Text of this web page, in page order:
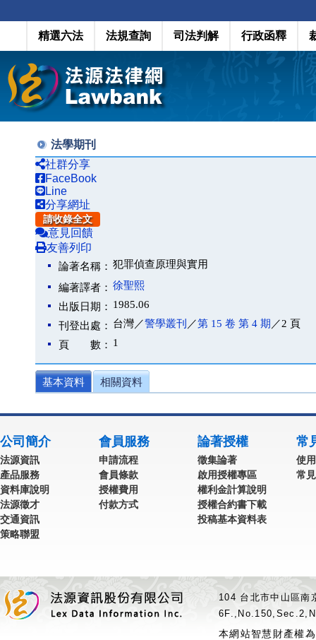
精選六法 法規查詢 司法判解 行政函釋
法學期刊
社群分享
FaceBook
Line
分享網址
請收錄全文
意見回饋
友善列印
論著名稱： 犯罪偵查原理與實用
編著譯者： 徐聖熙
出版日期： 1985.06
刊登出處： 台灣／警學叢刊 ／第 15 卷 第 4 期 ／2 頁
頁 數： 1
基本資料 相關資料
公司簡介
法源資訊
產品服務
資料庫說明
法源徵才
交通資訊
策略聯盟
會員服務
申請流程
會員條款
授權費用
付款方式
論著授權
徵集論著
啟用授權專區
權利金計算說明
授權合約書下載
投稿基本資料表
常
使
常
104 台北市中山區
本網站智慧財產權